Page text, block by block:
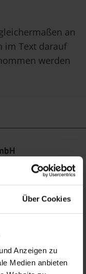
Über Cookies
Anzeigen zu
Medien anbieten
an
im Text darauf
werden
Spuren von KI
Sie bitte